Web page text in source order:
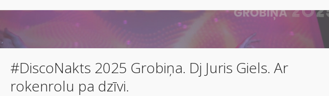
#DiscoNakts 2025 Grobiņa. Dj Juris Giels. Ar
rokenrolu pa dzīvi.